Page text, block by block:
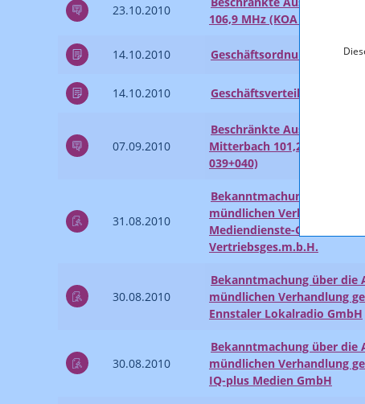
23.10.2010
106,9 MHz (KOA 1.011/10-
14.10.2010 Geschäftsordnung der
14.10.2010 Geschäftsverteilung 2010
07.09.2010
Beschränkte
Mitterbach 101,2 MHz und
039+040)
31.08.2010
Bekanntmachung über die
mündlichen Verhandlung
Mediendienste-Gesetz -
Vertriebsges.m.b.H.
30.08.2010
Bekanntmachung über
mündlichen Verhandlung
Ennstaler Lokalradio GmbH
30.08.2010
Bekanntmachung über
mündlichen Verhandlung
IQ-plus Medien GmbH